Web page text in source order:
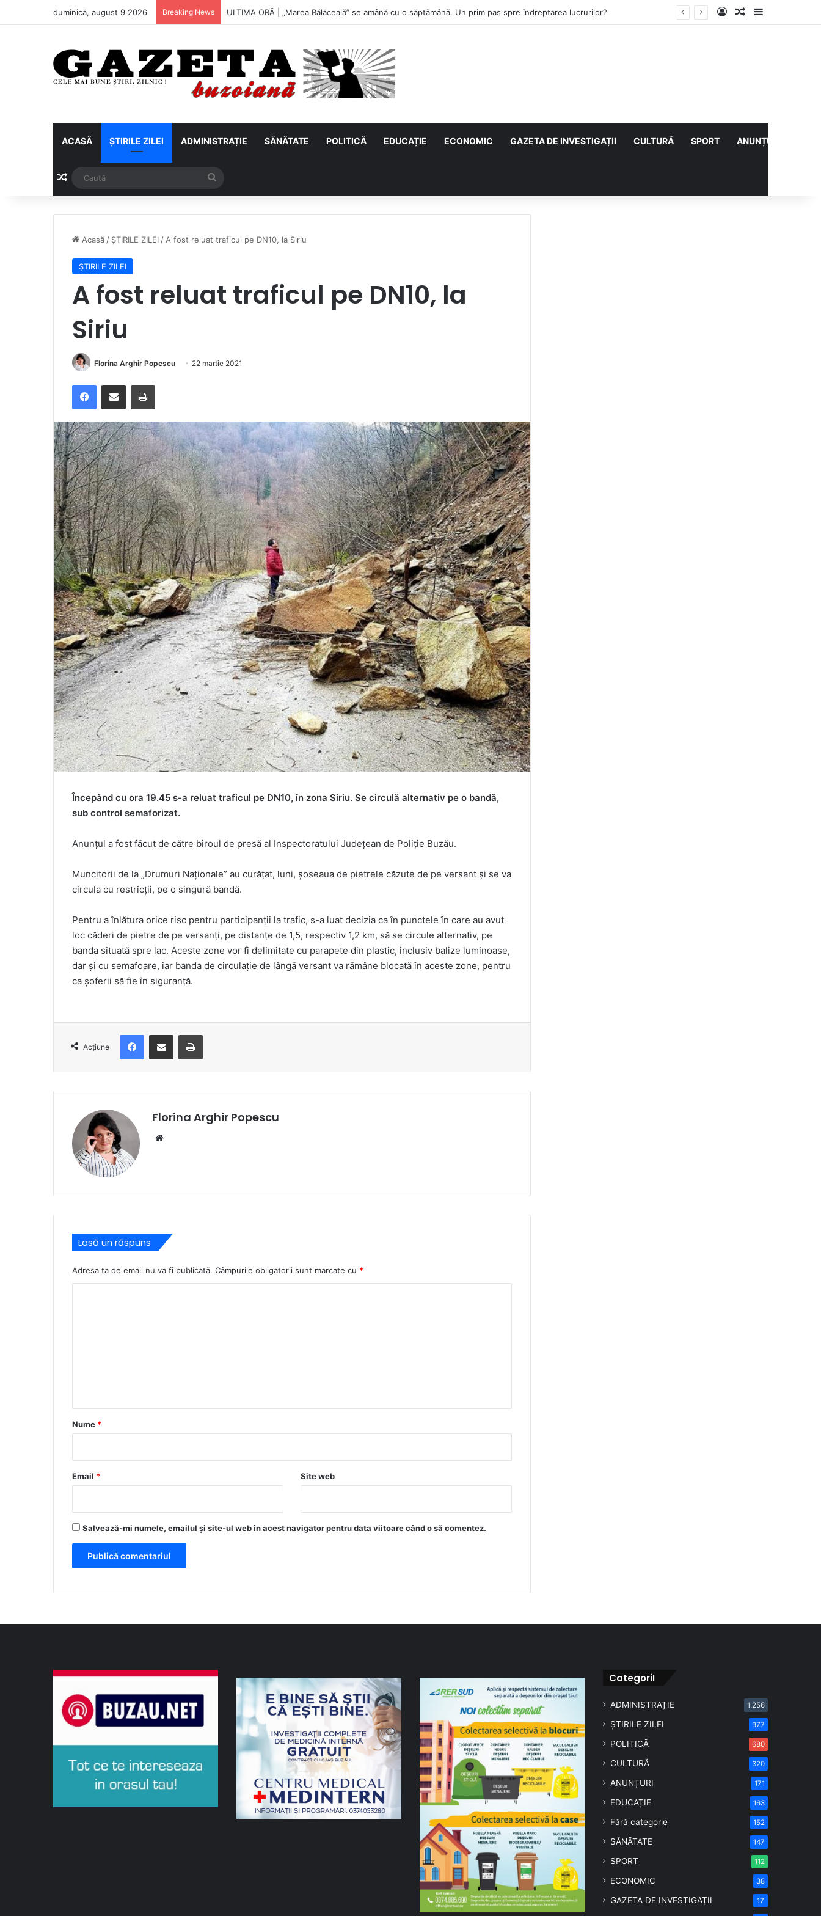
duminică, august 9 2026 Breaking News Metalul Buzău, primul meci acasă în noul sezon de Liga 2. Obiectiv clar înaintea duelului cu CS Afumați Log InArticol aleatoriu
Sidebar
ACASĂ ȘTIRILE ZILEI ADMINISTRAȚIE SĂNĂTATE POLITICĂ EDUCAȚIE ECONOMIC GAZETA DE INVESTIGAȚII CULTURĂ SPORT ANUNȚURI
Articol aleatoriu
Acasă / ȘTIRILE ZILEI / A fost reluat traficul pe DN10, la Siriu
ȘTIRILE ZILEI
A fost reluat traficul pe DN10, la
Siriu
Florina Arghir Popescu 22 martie 2021
FacebookDistribuie prin e-mail Imprimare
Începând cu ora 19.45 s-a reluat traficul pe DN10, în zona Siriu. Se circulă alternativ pe o bandă,
sub control semaforizat.
Anunțul a fost făcut de către biroul de presă al Inspectoratului Județean de Poliție Buzău.
Muncitorii de la „Drumuri Naționale” au curățat, luni, șoseaua de pietrele căzute de pe versant și se va
circula cu restricții, pe o singură bandă.
Pentru a înlătura orice risc pentru participanții la trafic, s-a luat decizia ca în punctele în care au avut
loc căderi de pietre de pe versanți, pe distanțe de 1,5, respectiv 1,2 km, să se circule alternativ, pe
banda situată spre lac. Aceste zone vor fi delimitate cu parapete din plastic, inclusiv balize luminoase,
dar și cu semafoare, iar banda de circulație de lângă versant va rămâne blocată în aceste zone, pentru
ca șoferii să fie în siguranță.
Acțiune
FacebookDistribuie prin e-mail Imprimare
Florina Arghir Popescu
Lasă un răspuns
Adresa ta de email nu va fi publicată. Câmpurile obligatorii sunt marcate cu *
r
*
Nume *
Email * Site web
Salvează-mi numele, emailul și site-ul web în acest navigator pentru data viitoare când o să comentez.
CategoriI
ADMINISTRAȚIE 1.256
ȘTIRILE ZILEI 977
POLITICĂ 680
CULTURĂ 320
ANUNȚURI 171
EDUCAȚIE 163
Fără categorie 152
SĂNĂTATE 147
SPORT 112
ECONOMIC 38
GAZETA DE INVESTIGAȚII 17